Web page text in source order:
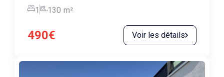
1 130 m²
490€ Voir les détails